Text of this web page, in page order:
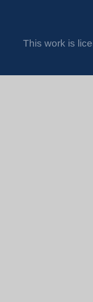
This work is